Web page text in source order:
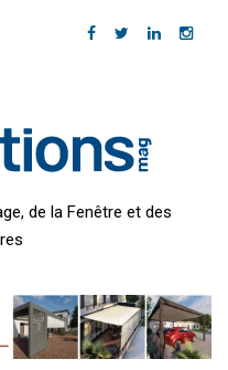
de la Fenêtre et des